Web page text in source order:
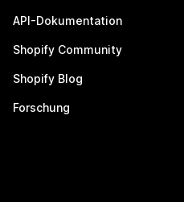
API-Dokumentation
Shopify Community
Shopify Blog
Forschung